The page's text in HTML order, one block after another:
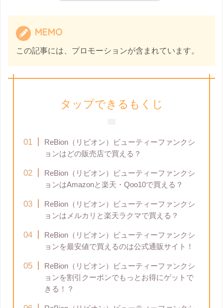
MEMO
この記事には、プロモーションが含まれています。
タップできるもくじ
ReBion（リビオン）ビューティーファンクシ
ョンはどの販売店で買える？
ReBion（リビオン）ビューティーファンクシ
ョンはAmazonと楽天・Qoo10で買える？
ReBion（リビオン）ビューティーファンクシ
ョンはメルカリと楽天ラクマで買える？
ReBion（リビオン）ビューティーファンクシ
ョンを最安値で買えるのは公式通販サイト！
ReBion（リビオン）ビューティーファンクシ
ョンを割引クーポンでもっとお得にゲットで
きる！？